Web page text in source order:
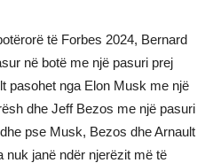
të Forbes 2024, Bernard
në botë me një pasuri prej
pasohet nga Elon Musk me një
dhe Jeff Bezos me një pasuri
pse Musk, Bezos dhe Arnault
nuk janë ndër njerëzit më të